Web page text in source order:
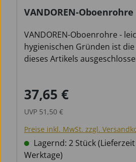
VANDOREN-
VANDOREN-Oboenrohre -
hygienischen Gründen ist
dieses Artikels
Verkaufspreis:
37,65 €
UVP 51,50 €
Preise inkl. MwSt. zzgl.
Lagernd: 2 Stück
Werktage)